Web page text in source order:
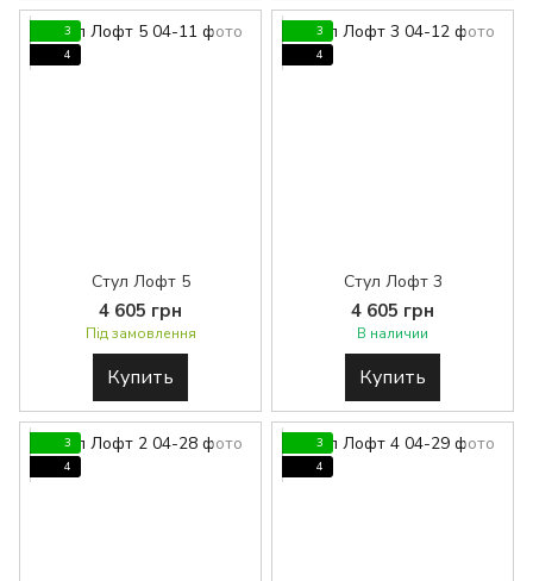
3
4
Стул Лофт 5
4 605 грн
Під замовлення
Купить
3
4
Стул Лофт 3
4 605 грн
В наличии
Купить
3
4
3
4